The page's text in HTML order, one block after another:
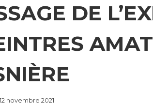
DE
12 novembre 2021